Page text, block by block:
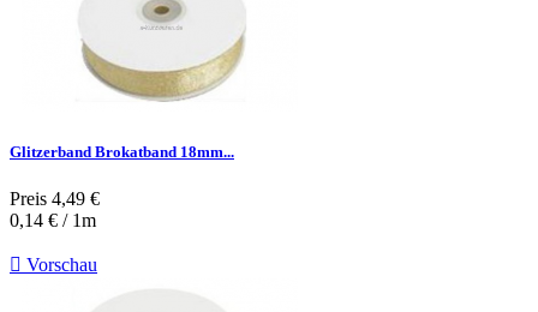
Glitzerband Brokatband 18mm...
Preis 4,49 €
0,14 € / 1m
 Vorschau